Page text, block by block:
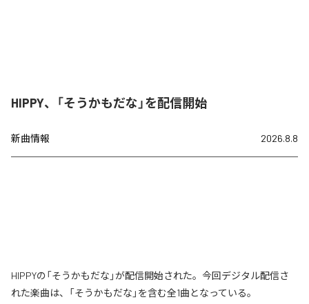
HIPPY、「そうかもだな」を配信開始
新曲情報 2026.8.8
HIPPYの「そうかもだな」が配信開始された。今回デジタル配信さ
れた楽曲は、「そうかもだな」を含む全1曲となっている。